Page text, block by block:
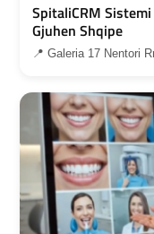
SpitaliCRM
Gjuhen Shqipe
📍 Galeria 17 Nentori